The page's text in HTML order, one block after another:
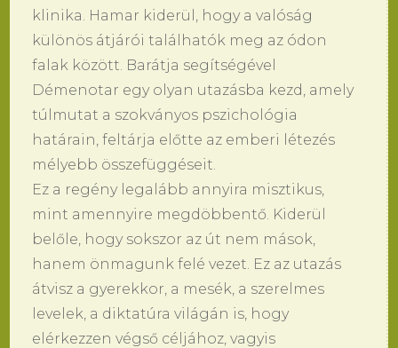
klinika. Hamar kiderül, hogy a valóság
különös átjárói találhatók meg az ódon
falak között. Barátja segítségével
Démenotar egy olyan utazásba kezd, amely
túlmutat a szokványos pszichológia
határain, feltárja előtte az emberi létezés
mélyebb összefüggéseit.
Ez a regény legalább annyira misztikus,
mint amennyire megdöbbentő. Kiderül
belőle, hogy sokszor az út nem mások,
hanem önmagunk felé vezet. Ez az utazás
átvisz a gyerekkor, a mesék, a szerelmes
levelek, a diktatúra világán is, hogy
elérkezzen végső céljához, vagyis